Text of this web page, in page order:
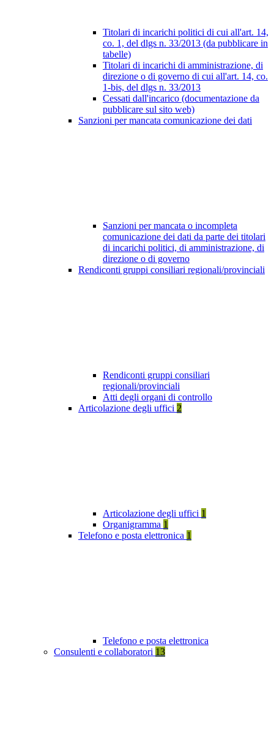
Titolari di incarichi politici di cui all'art. 14,
co. 1, del dlgs n. 33/2013 (da pubblicare in
tabelle)
Titolari di incarichi di amministrazione, di
direzione o di governo di cui all'art. 14, co.
1-bis, del dlgs n. 33/2013
Cessati dall'incarico (documentazione da
pubblicare sul sito web)
Sanzioni per mancata comunicazione dei dati
Sanzioni per mancata o incompleta
comunicazione dei dati da parte dei titolari
di incarichi politici, di amministrazione, di
direzione o di governo
Rendiconti gruppi consiliari regionali/provinciali
Rendiconti gruppi consiliari
regionali/provinciali
Atti degli organi di controllo
Articolazione degli uffici 2
Articolazione degli uffici 1
Organigramma 1
Telefono e posta elettronica 1
Telefono e posta elettronica
Consulenti e collaboratori 13